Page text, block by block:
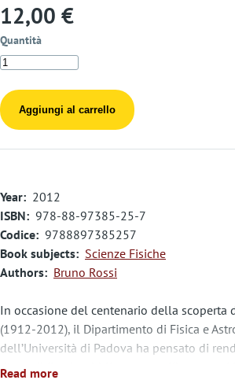
12,00 €
Quantità
Year
2012
ISBN
978-88-97385-25-7
Codice 9788897385257
Book subjects
Scienze Fisiche
Authors
Bruno Rossi
In occasione del centenario della scoperta
(1912-2012), il Dipartimento di Fisica e
dell’Università di Padova ha pensato di
disponibile al pubblico questo libro, ormai
Read more